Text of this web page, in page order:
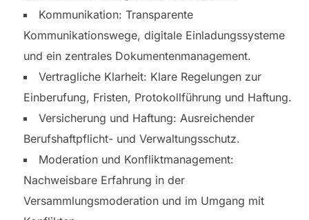
Kommunikation: Transparente
Kommunikationswege, digitale Einladungssysteme
und ein zentrales Dokumentenmanagement.
Vertragliche Klarheit: Klare Regelungen zur
Einberufung, Fristen, Protokollführung und Haftung.
Versicherung und Haftung: Ausreichender
Berufshaftpflicht- und Verwaltungsschutz.
Moderation und Konfliktmanagement:
Nachweisbare Erfahrung in der
Versammlungsmoderation und im Umgang mit